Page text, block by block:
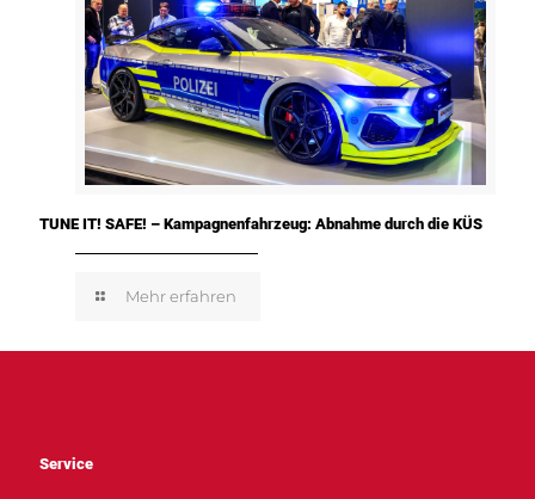
TUNE IT! SAFE! – Kampagnenfahrzeug: Abnahme durch die KÜS
Mehr erfahren
Service